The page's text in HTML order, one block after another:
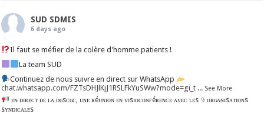
SUD SDMIS
6 days ago
Il faut se méfier de la colère d'homme patients !
La team SUD
Continuez de nous suivre en direct sur WhatsApp
chat.whatsapp.com/FZTsDHJlKjJ1RSLFkYuSWw?mode=gi_t
ᴇɴ ᴅɪʀᴇᴄᴛ ᴅᴇ ʟᴀ ᴅɢsᴄɢᴄ, ᴜɴᴇ ʀéᴜɴɪᴏɴ ᴇɴ ᴠɪsɪᴏᴄᴏɴғéʀᴇɴᴄᴇ ᴀᴠᴇᴄ ʟᴇs 𝟿 ᴏʀɢᴀɴɪsᴀᴛɪᴏɴs
sʏɴᴅɪᴄᴀʟᴇs
... See More